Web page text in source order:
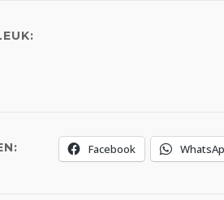
Facebook